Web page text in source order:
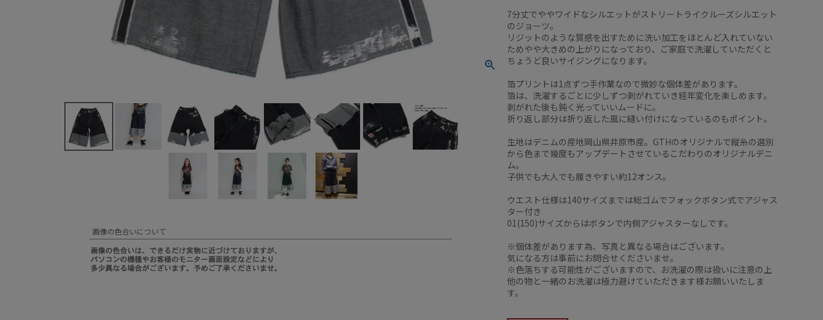
画像の色合いについて
7分丈でややワイドなシルエットがストリートライクルーズシルエット
のジョーツ。
リジットのような質感を出すために洗い加工をほとんど入れていない
ためやや大きめの上がりになっており、ご家庭で洗濯していただくと
ちょうど良いサイジングになります。
箔プリントは1点ずつ手作業なので微妙な個体差があります。
箔は、洗濯するごとに少しずつ剥がれていき経年変化を楽しめます。
剥がれた後も鈍く光っていいムードに。
折り返し部分は折り返した風に縫い付けになっているのもポイント。
生地はデニムの産地岡山県井原市産。GTHのオリジナルで縦糸の選別
から色まで幾度もアップデートさせているこだわりのオリジナルデニ
ム。
子供でも大人でも履きやすい約12オンス。
ウエスト仕様は140サイズまでは総ゴムでフォックボタン式でアジャス
ター付き
01(150)サイズからはボタンで内側アジャスターなしです。
※個体差があります為、写真と異なる場合はございます。
気になる方は事前にお問合せくださいませ。
※色落ちする可能性がございますので、お洗濯の際は扱いに注意の上
他の物と一緒のお洗濯は極力避けていただきます様お願いいたしま
す。